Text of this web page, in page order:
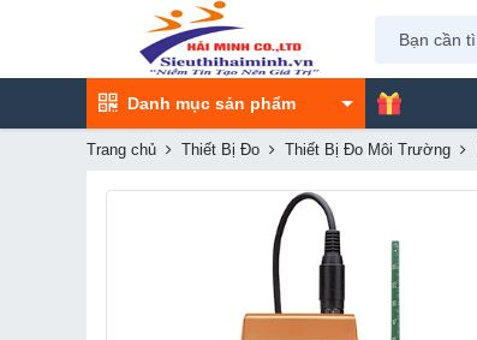
Danh mục sản phẩm
Trang chủ Thiết Bị Đo Thiết Bị Đo Môi Trường